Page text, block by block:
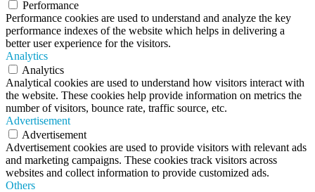
Performance
Performance cookies are used to understand and analyze the key
performance indexes of the website which helps in delivering a
better user experience for the visitors.
Analytics
Analytics
Analytical cookies are used to understand how visitors interact with
the website. These cookies help provide information on metrics the
number of visitors, bounce rate, traffic source, etc.
Advertisement
Advertisement
Advertisement cookies are used to provide visitors with relevant ads
and marketing campaigns. These cookies track visitors across
websites and collect information to provide customized ads.
Others